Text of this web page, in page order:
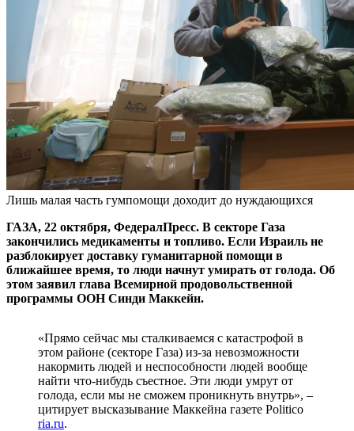
Лишь малая часть гумпомощи доходит до нуждающихся
ГАЗА, 22 октября, ФедералПресс. В секторе Газа
закончились медикаменты и топливо. Если Израиль не
разблокирует доставку гуманитарной помощи в
ближайшее время, то люди начнут умирать от голода. Об
этом заявил глава Всемирной продовольственной
программы ООН Синди Маккейн.
«Прямо сейчас мы сталкиваемся с катастрофой в
этом районе (секторе Газа) из-за невозможности
накормить людей и неспособности людей вообще
найти что-нибудь съестное. Эти люди умрут от
голода, если мы не сможем проникнуть внутрь», –
цитирует высказывание Маккейна газете Politico
ria.ru.